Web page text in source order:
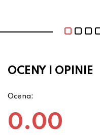
OCENY I OPINIE
Ocena:
0.00